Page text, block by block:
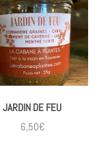
JARDIN DE FEU
6,50€